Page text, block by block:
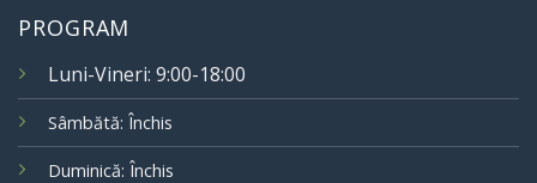
PROGRAM
Luni-Vineri: 9:00-18:00
Sâmbătă: Închis
Duminică: Închis